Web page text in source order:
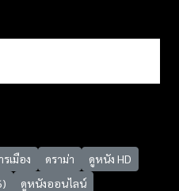
รเมือง ดราม่า
ดูหนัง HD
ดูหนังออนไลน์